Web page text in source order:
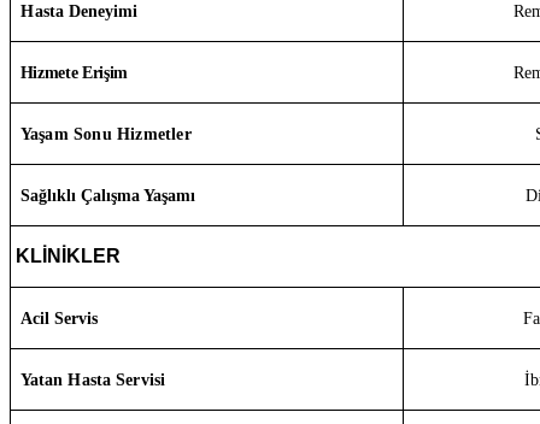
Hasta Deneyimi
Hizmete Erişim
Yaşam Sonu Hizmetler
Sağlıklı Çalışma Yaşamı
KLİNİKLER
Acil Servis
Yatan Hasta Servisi